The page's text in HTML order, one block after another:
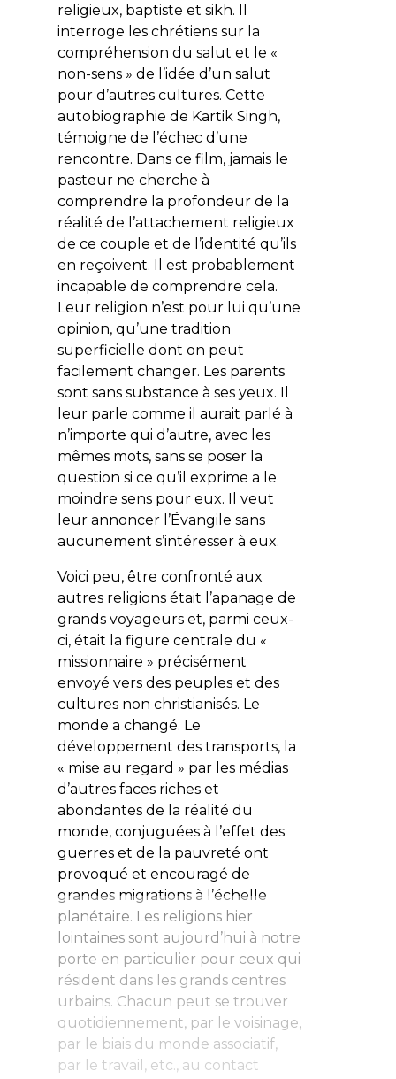
religieux, baptiste et sikh. Il
interroge les chrétiens sur la
compréhension du salut et le «
non-sens » de l’idée d’un salut
pour d’autres cultures. Cette
autobiographie de Kartik Singh,
témoigne de l’échec d’une
rencontre. Dans ce film, jamais le
pasteur ne cherche à
comprendre la profondeur de la
réalité de l’attachement religieux
de ce couple et de l’identité qu’ils
en reçoivent. Il est probablement
incapable de comprendre cela.
Leur religion n’est pour lui qu’une
opinion, qu’une tradition
superficielle dont on peut
facilement changer. Les parents
sont sans substance à ses yeux. Il
leur parle comme il aurait parlé à
n’importe qui d’autre, avec les
mêmes mots, sans se poser la
question si ce qu’il exprime a le
moindre sens pour eux. Il veut
leur annoncer l’Évangile sans
aucunement s’intéresser à eux.
Voici peu, être confronté aux
autres religions était l’apanage de
grands voyageurs et, parmi ceux-
ci, était la figure centrale du «
missionnaire » précisément
envoyé vers des peuples et des
cultures non christianisés. Le
monde a changé. Le
développement des transports, la
« mise au regard » par les médias
d’autres faces riches et
abondantes de la réalité du
monde, conjuguées à l’effet des
guerres et de la pauvreté ont
provoqué et encouragé de
grandes migrations à l’échelle
planétaire. Les religions hier
lointaines sont aujourd’hui à notre
porte en particulier pour ceux qui
résident dans les grands centres
urbains. Chacun peut se trouver
quotidiennement, par le voisinage,
par le biais du monde associatif,
par le travail, etc., au contact